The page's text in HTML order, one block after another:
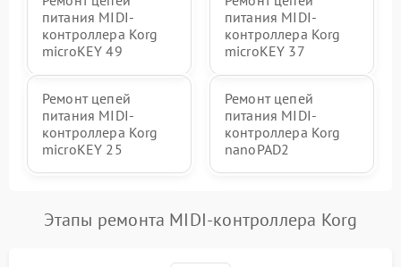
питания MIDI-
контроллера Korg
microKEY 49
питания MIDI-
контроллера Korg
microKEY 37
Ремонт цепей
питания MIDI-
контроллера Korg
microKEY 25
Ремонт цепей
питания MIDI-
контроллера Korg
nanoPAD2
Этапы ремонта MIDI-контроллера Korg